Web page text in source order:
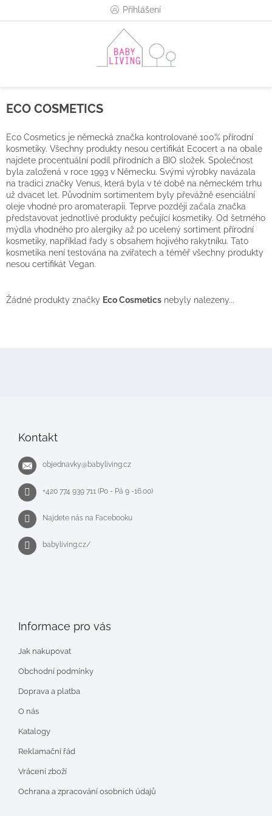
Přihlášení
ECO COSMETICS
Eco Cosmetics je německá značka kontrolované 100% přírodní
kosmetiky. Všechny produkty nesou certifikát Ecocert a na obale
najdete procentuální podíl přírodních a BIO složek. Společnost
byla založená v roce 1993 v Německu. Svými výrobky navázala
na tradici značky Venus, která byla v té době na německém trhu
už dvacet let. Původním sortimentem byly převážně esenciální
oleje vhodné pro aromaterapii. Teprve později začala značka
představovat jednotlivé produkty pečující kosmetiky. Od šetrného
mýdla vhodného pro alergiky až po ucelený sortiment přírodní
kosmetiky, například řady s obsahem hojivého rakytníku. Tato
kosmetika není testována na zvířatech a téměř všechny produkty
nesou certifikát Vegan.
Žádné produkty značky Eco Cosmetics nebyly nalezeny...
Kontakt
objednavky@babyliving.cz
+420 774 939 711 (Po - Pá 9 -16.00)
Najdete nás na Facebooku
babyliving.cz/
Informace pro vás
Jak nakupovat
Obchodní podmínky
Doprava a platba
O nás
Katalogy
Reklamační řád
Vrácení zboží
Ochrana a zpracování osobních údajů